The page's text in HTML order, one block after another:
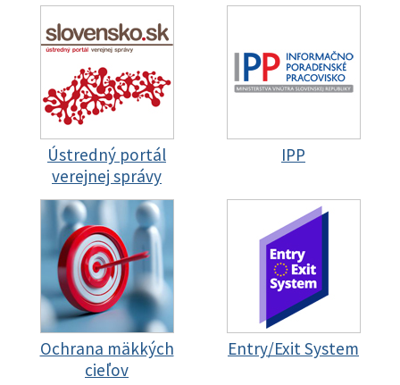
Ústredný portál
verejnej správy
IPP
Ochrana mäkkých
cieľov
Entry/Exit System